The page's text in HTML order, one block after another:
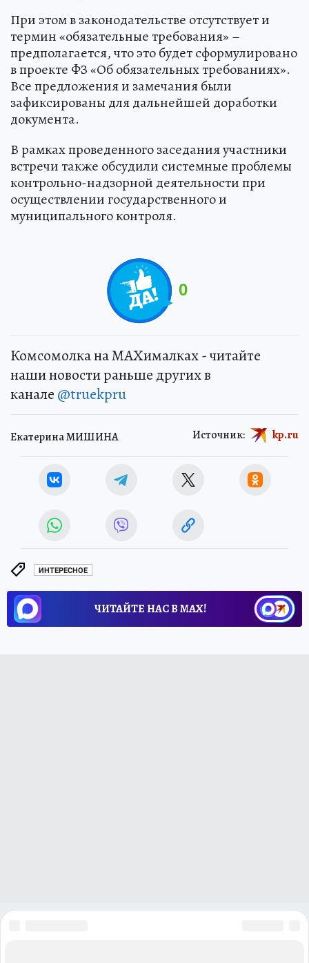
При этом в законодательстве отсутствует и
термин «обязательные требования» –
предполагается, что это будет сформулировано
в проекте ФЗ «Об обязательных требованиях».
Все предложения и замечания были
зафиксированы для дальнейшей доработки
документа.
В рамках проведенного заседания участники
встречи также обсудили системные проблемы
контрольно-надзорной деятельности при
осуществлении государственного и
муниципального контроля.
0
Комсомолка на MAXималках - читайте
наши новости раньше других в
канале @truekpru
Екатерина МИШИНА Источник: kp.ru
ИНТЕРЕСНОЕ
ЧИТАЙТЕ НАС В МАХ!